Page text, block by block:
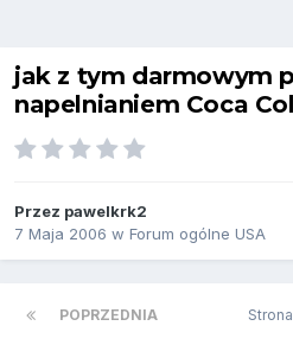
jak z tym darmowym
napelnianiem Coca
Przez pawelkrk2
7 Maja 2006 w Forum ogólne USA
POPRZEDNIA